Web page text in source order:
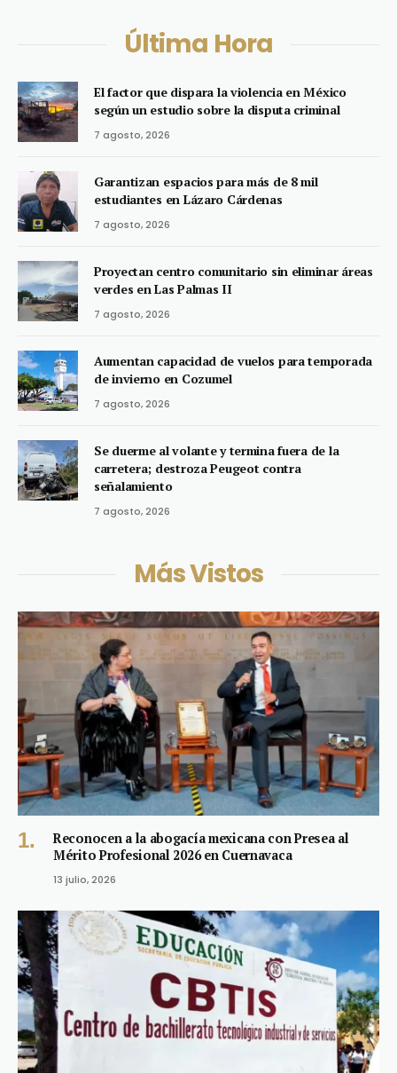
Última Hora
El factor que dispara la violencia en México
según un estudio sobre la disputa criminal
7 agosto, 2026
Garantizan espacios para más de 8 mil
estudiantes en Lázaro Cárdenas
7 agosto, 2026
Proyectan centro comunitario sin eliminar áreas
verdes en Las Palmas II
7 agosto, 2026
Aumentan capacidad de vuelos para temporada
de invierno en Cozumel
7 agosto, 2026
Se duerme al volante y termina fuera de la
carretera; destroza Peugeot contra
señalamiento
7 agosto, 2026
Más Vistos
Reconocen a la abogacía mexicana con Presea al
Mérito Profesional 2026 en Cuernavaca
13 julio, 2026